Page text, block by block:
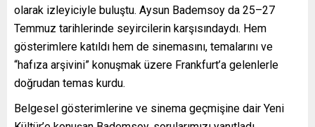
olarak izleyiciyle buluştu. Aysun Bademsoy da 25–27
Temmuz tarihlerinde seyircilerin karşısındaydı. Hem
gösterimlere katıldı hem de sinemasını, temalarını ve
“hafıza arşivini” konuşmak üzere Frankfurt’a gelenlerle
doğrudan temas kurdu.
Belgesel gösterimlerine ve sinema geçmişine dair Yeni